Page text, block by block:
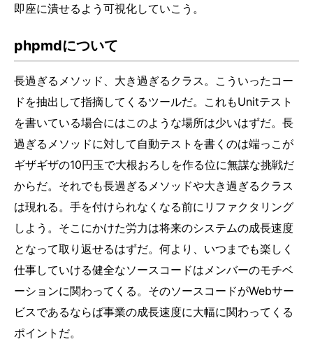
即座に潰せるよう可視化していこう。
phpmdについて
長過ぎるメソッド、大き過ぎるクラス。こういったコー
ドを抽出して指摘してくるツールだ。これもUnitテスト
を書いている場合にはこのような場所は少いはずだ。長
過ぎるメソッドに対して自動テストを書くのは端っこが
ギザギザの10円玉で大根おろしを作る位に無謀な挑戦だ
からだ。それでも長過ぎるメソッドや大き過ぎるクラス
は現れる。手を付けられなくなる前にリファクタリング
しよう。そこにかけた労力は将来のシステムの成長速度
となって取り返せるはずだ。何より、いつまでも楽しく
仕事していける健全なソースコードはメンバーのモチベ
ーションに関わってくる。そのソースコードがWebサー
ビスであるならば事業の成長速度に大幅に関わってくる
ポイントだ。